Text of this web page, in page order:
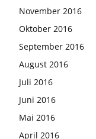
November 2016
Oktober 2016
September 2016
August 2016
Juli 2016
Juni 2016
Mai 2016
April 2016